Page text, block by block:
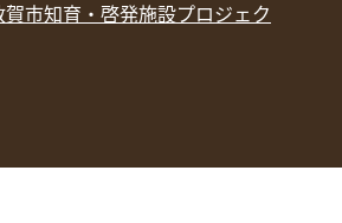
賀市知育・啓発施設プロジェク